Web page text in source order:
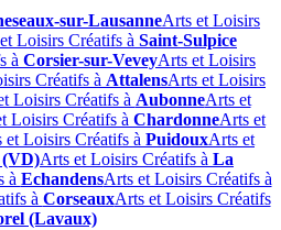
sur-LausanneArts et Loisirs
Loisirs Créatifs à Saint-Sulpice
à Corsier-sur-VeveyArts et Loisirs
Créatifs à AttalensArts et Loisirs
Loisirs Créatifs à AubonneArts et
Loisirs Créatifs à ChardonneArts et
et Loisirs Créatifs à PuidouxArts et
Arts et Loisirs Créatifs à La
à EchandensArts et Loisirs Créatifs à
à CorseauxArts et Loisirs Créatifs
(Lavaux)